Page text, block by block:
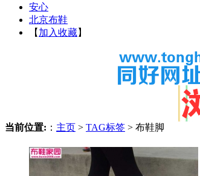
安心
北京布鞋
【 加入收藏】
当前位置: ： 主页 > TAG标签 > 布鞋脚